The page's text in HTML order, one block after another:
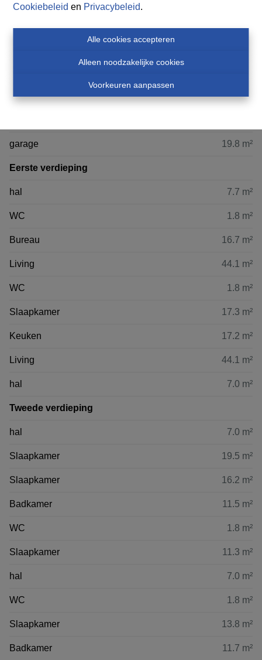
Cookiebeleid en Privacybeleid.
Alle cookies accepteren
Alleen noodzakelijke cookies
Voorkeuren aanpassen
Kelder 34.8 m²
garage 19.8 m²
Eerste verdieping
hal 7.7 m²
WC 1.8 m²
Bureau 16.7 m²
Living 44.1 m²
WC 1.8 m²
Slaapkamer 17.3 m²
Keuken 17.2 m²
Living 44.1 m²
hal 7.0 m²
Tweede verdieping
hal 7.0 m²
Slaapkamer 19.5 m²
Slaapkamer 16.2 m²
Badkamer 11.5 m²
WC 1.8 m²
Slaapkamer 11.3 m²
hal 7.0 m²
WC 1.8 m²
Slaapkamer 13.8 m²
Badkamer 11.7 m²